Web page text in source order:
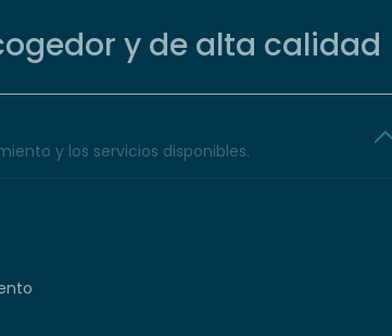
y de alta calidad
y los servicios disponibles.